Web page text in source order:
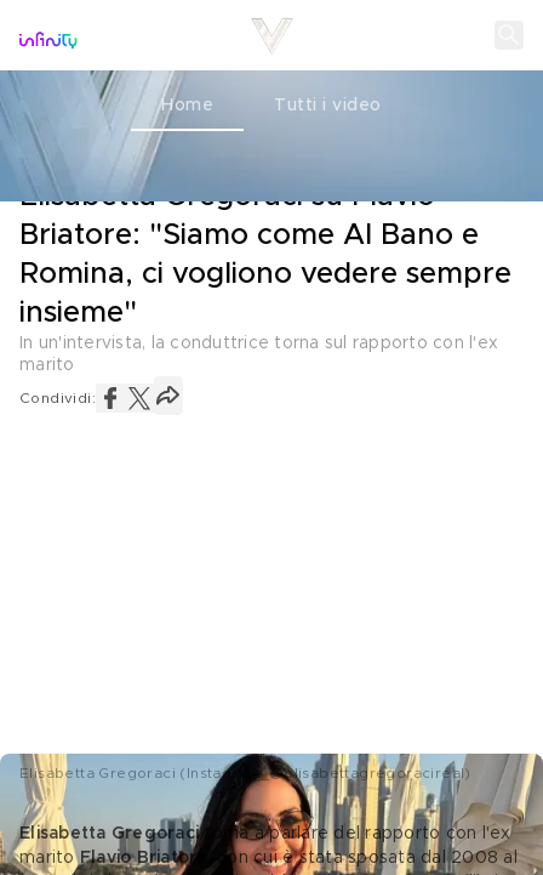
Home Tutti i video
LA RIVELAZIONE
Elisabetta Gregoraci su Flavio
Briatore: "Siamo come Al Bano e
Romina, ci vogliono vedere sempre
insieme"
In un'intervista, la conduttrice torna sul rapporto con l'ex
marito
Condividi:
Elisabetta Gregoraci (Instagram_@elisabettagregoracireal)
Elisabetta Gregoraci torna a parlare del rapporto con l'ex
marito Flavio Briatore
, con cui è stata sposata dal 2008 al